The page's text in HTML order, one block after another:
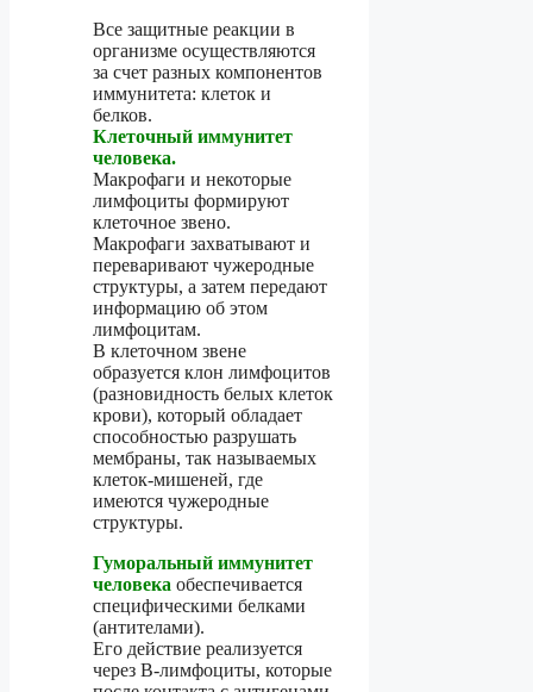
Все защитные реакции в
организме осуществляются
за счет разных компонентов
иммунитета: клеток и
белков.
Клеточный иммунитет
человека.
Макрофаги и некоторые
лимфоциты формируют
клеточное звено.
Макрофаги захватывают и
переваривают чужеродные
структуры, а затем передают
информацию об этом
лимфоцитам.
В клеточном звене
образуется клон лимфоцитов
(разновидность белых клеток
крови), который обладает
способностью разрушать
мембраны, так называемых
клеток-мишеней, где
имеются чужеродные
структуры.
Гуморальный иммунитет
человека обеспечивается
специфическими белками
(антителами).
Его действие реализуется
через В-лимфоциты, которые